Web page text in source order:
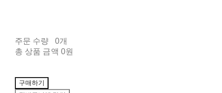
주문 수량
0개
총 상품 금액 0원
구매하기